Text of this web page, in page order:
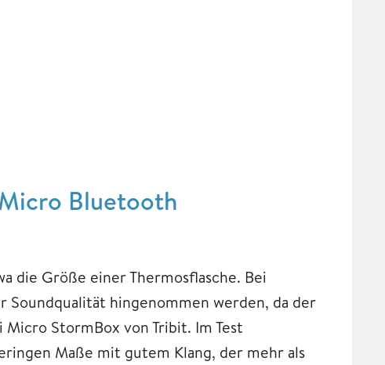
Bluetooth
die Größe einer Thermosflasche. Bei
hingenommen werden, da der
StormBox von Tribit. Im Test
Maße mit gutem Klang, der mehr als